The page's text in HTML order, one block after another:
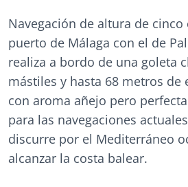
Navegación de altura de cinco
puerto de Málaga con el de
realiza a bordo de una goleta
mástiles y hasta 68 metros de
con aroma añejo pero
para las navegaciones
discurre por el Mediterráneo
alcanzar la costa balear.